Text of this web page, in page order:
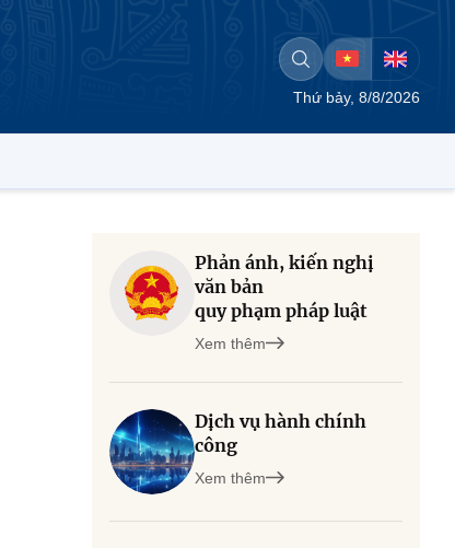
Thứ bảy, 8/8/2026
Phản ánh, kiến nghị
văn bản
quy phạm pháp luật
Xem thêm
Dịch vụ hành chính
công
Xem thêm